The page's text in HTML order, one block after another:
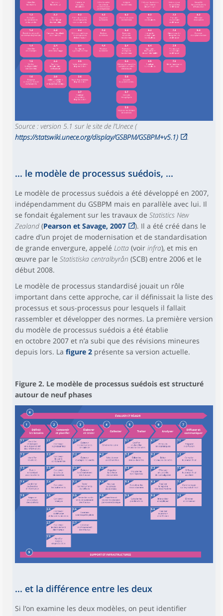
Source : version 5.1 sur le site de l’Unece (
https://statswiki.unece.org/display/GSBPM/GSBPM+v5.1)
.
... le modèle de processus suédois, ...
Le modèle de processus suédois a été développé en 2007,
indépendamment du GSBPM mais en parallèle avec lui. Il
se fondait également sur les travaux de Statistics New
Zealand (Pearson et Savage, 2007
). Il a été créé dans le
cadre d’un projet de modernisation et de standardisation
de grande envergure, appelé Lotta (voir infra), et mis en
œuvre par le Statistiska centralbyrån (SCB) entre 2006 et le
début 2008.
Le modèle de processus standardisé jouait un rôle
important dans cette approche, car il définissait la liste des
processus et sous-processus pour lesquels il fallait
rassembler et développer des normes. La première version
du modèle de processus suédois a été établie
en octobre 2007 et n’a subi que des révisions mineures
depuis lors. La figure 2 présente sa version actuelle.
Figure 2. Le modèle de processus suédois est structuré
autour de neuf phases
... et la différence entre les deux
Si l’on examine les deux modèles, on peut identifier